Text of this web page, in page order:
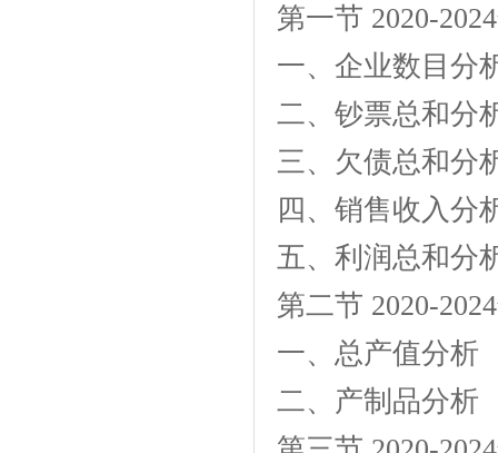
第一节 2020-
一、企业数目分
二、钞票总和分
三、欠债总和分
四、销售收入分
五、利润总和分
第二节 2020-
一、总产值分析
二、产制品分析